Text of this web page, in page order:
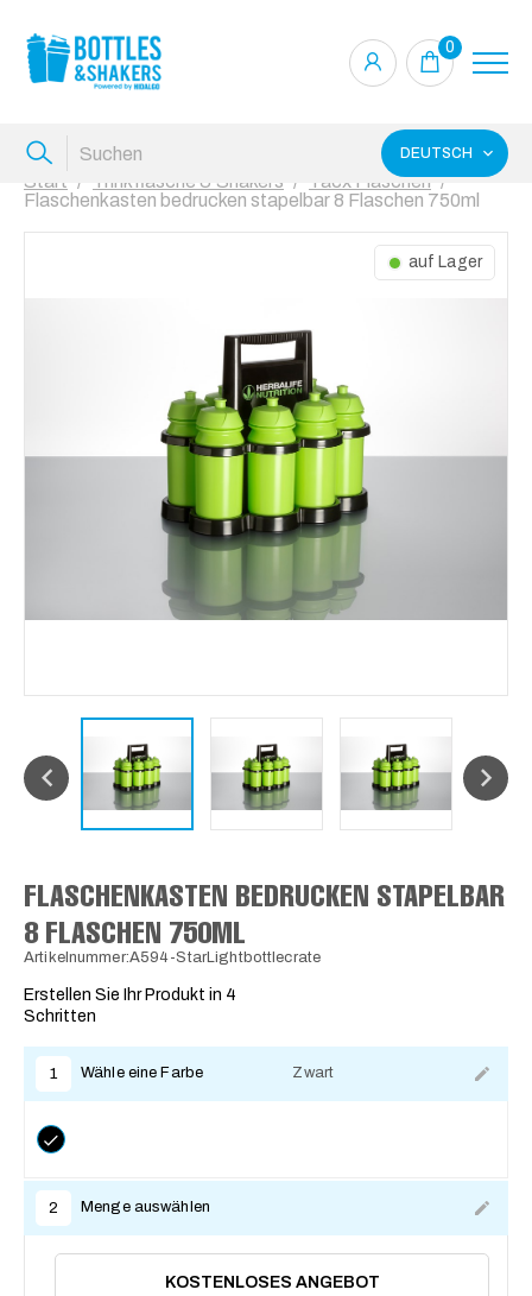
0
DEUTSCH
Start Trinkflasche & Shakers
Tacx Flaschen
Flaschenkasten bedrucken stapelbar 8 Flaschen 750ml
auf Lager
FLASCHENKASTEN BEDRUCKEN STAPELBAR
8 FLASCHEN 750ML
Artikelnummer:A594-StarLightbottlecrate
Erstellen Sie Ihr Produkt in 4
Schritten
1 Wähle eine Farbe Zwart
2 Menge auswählen
KOSTENLOSES ANGEBOT